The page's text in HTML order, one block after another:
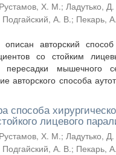
Рустамов, Х. М.; Ладутько,
Подгайский, А. В.; Пекарь,
авторский способ
со стойким
пересадки мышечного
авторского способа
способа
лицевого
Рустамов, Х. М.; Ладутько,
Подгайский, А. В.; Пекарь,